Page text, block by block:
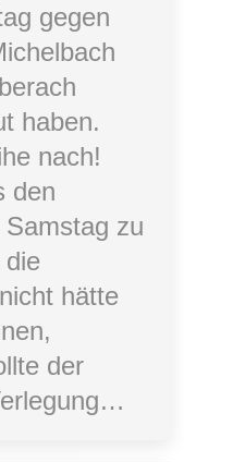
gegen
haben.
nach!
den
zu
die
hätte
der